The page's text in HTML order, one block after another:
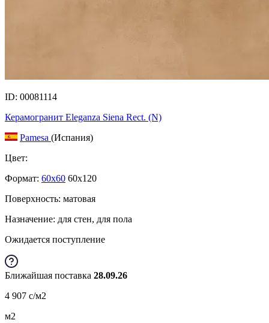
ID: 00081114
Керамогранит Eleganza Siena Rect. (N)
Pamesa (Испания)
Цвет:
Формат: 60x60 60x120
Поверхность: матовая
Назначение: для стен, для пола
Ожидается поступление
Ближайшая поставка 28.09.26
4 907 c/м2
м2